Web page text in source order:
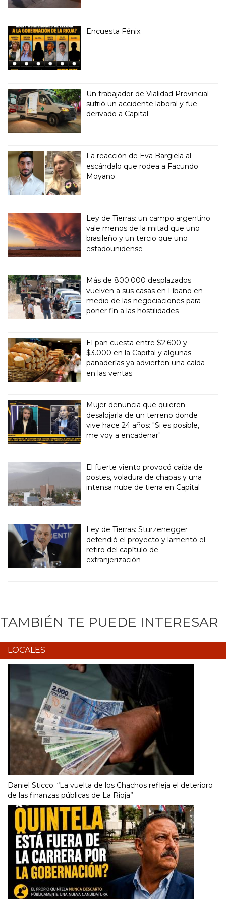
Encuesta Fénix
Un trabajador de Vialidad Provincial
sufrió un accidente laboral y fue
derivado a Capital
La reacción de Eva Bargiela al
escándalo que rodea a Facundo
Moyano
Ley de Tierras: un campo argentino
vale menos de la mitad que uno
brasileño y un tercio que uno
estadounidense
Más de 800.000 desplazados
vuelven a sus casas en Líbano en
medio de las negociaciones para
poner fin a las hostilidades
El pan cuesta entre $2.600 y
$3.000 en la Capital y algunas
panaderías ya advierten una caída
en las ventas
Mujer denuncia que quieren
desalojarla de un terreno donde
vive hace 24 años: "Si es posible,
me voy a encadenar"
El fuerte viento provocó caída de
postes, voladura de chapas y una
intensa nube de tierra en Capital
Ley de Tierras: Sturzenegger
defendió el proyecto y lamentó el
retiro del capítulo de
extranjerización
TAMBIÉN TE PUEDE INTERESAR
LOCALES
Daniel Sticco: “La vuelta de los Chachos refleja el deterioro
de las finanzas públicas de La Rioja”